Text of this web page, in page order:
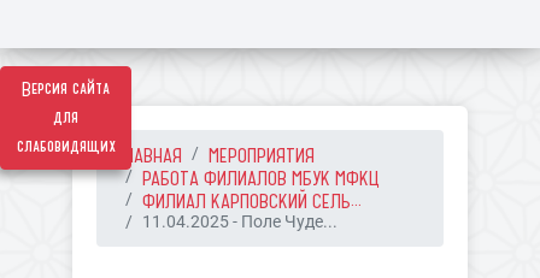
Версия сайта
для
слабовидящихГЛАВНАЯ
МЕРОПРИЯТИЯ
РАБОТА ФИЛИАЛОВ МБУК МФКЦ
ФИЛИАЛ КАРПОВСКИЙ СЕЛЬ...
11.04.2025 - Поле Чуде...